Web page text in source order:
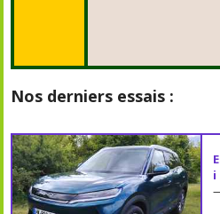
Nos derniers essais :
i